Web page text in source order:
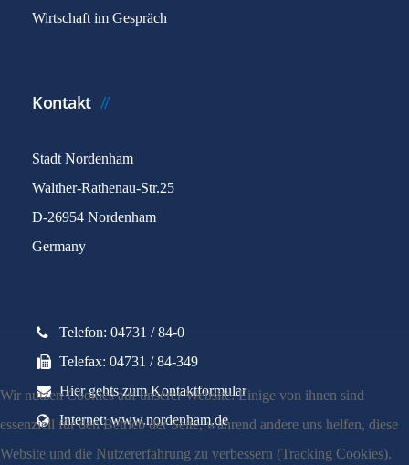
Wirtschaft im Gespräch
Kontakt
Stadt Nordenham
Walther-Rathenau-Str.25
D-26954 Nordenham
Germany
Telefon: 04731 / 84-0
Telefax: 04731 / 84-349
Hier gehts zum Kontaktformular
Internet: www.nordenham.de
Wir nutzen Cookies auf unserer Website. Einige von ihnen sind
essenziell für den Betrieb der Seite, während andere uns helfen, diese
Website und die Nutzererfahrung zu verbessern (Tracking Cookies).